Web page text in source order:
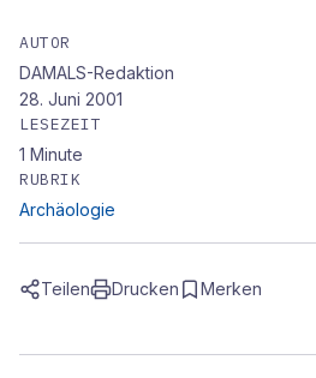
Westerwelle will
Debatte beschleunigen
AUTOR
DAMALS-Redaktion
28. Juni 2001
LESEZEIT
1 Minute
RUBRIK
Archäologie
Teilen Drucken Merken